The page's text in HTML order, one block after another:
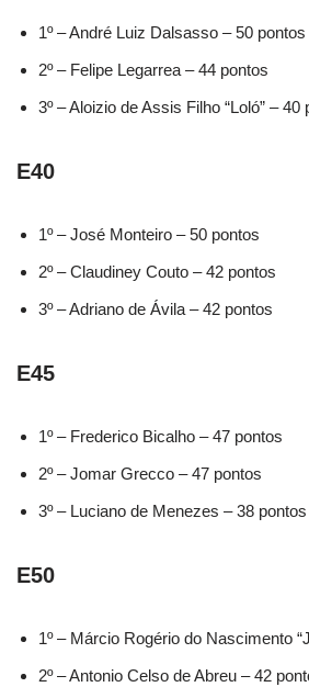
1º – André Luiz Dalsasso – 50 pontos
2º – Felipe Legarrea – 44 pontos
3º – Aloizio de Assis Filho “Loló” – 40
E40
1º – José Monteiro – 50 pontos
2º – Claudiney Couto – 42 pontos
3º – Adriano de Ávila – 42 pontos
E45
1º – Frederico Bicalho – 47 pontos
2º – Jomar Grecco – 47 pontos
3º – Luciano de Menezes – 38 pontos
E50
1º – Márcio Rogério do Nascimento
2º – Antonio Celso de Abreu – 42